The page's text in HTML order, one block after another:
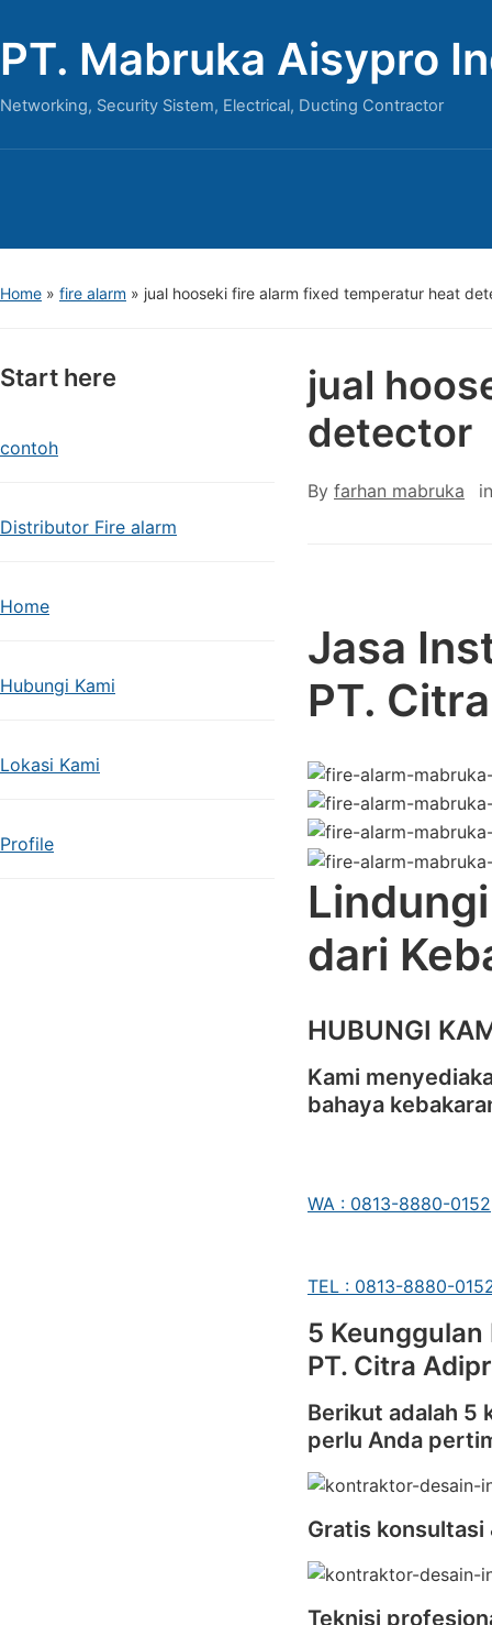
PT. Mabruka Aisypro
Networking, Security Sistem, Electrical, Ducting Contractor
Home » fire alarm » jual hooseki fire alarm fixed temperatur heat
Start here
contoh
Distributor Fire alarm
Home
Hubungi Kami
Lokasi Kami
Profile
jual
detector
By farhan mabruka
Jasa
PT.
dari
HUBUNGI
Kami
bahaya
WA : 0813-8880-0152
TEL : 0813-8880-
5
PT. Citra
Berikut adalah 5
perlu Anda
Gratis konsultasi
Teknisi